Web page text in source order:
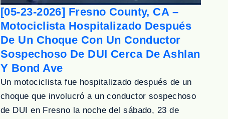
[05-23-2026] Fresno County, CA –
Motociclista Hospitalizado Después
De Un Choque Con Un Conductor
Sospechoso De DUI Cerca De Ashlan
Y Bond Ave
Un motociclista fue hospitalizado después de un
choque que involucró a un conductor sospechoso
de DUI en Fresno la noche del sábado, 23 de